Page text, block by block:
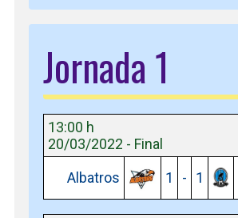
Jornada 1
13:00 h
20/03/2022 - Final
Albatros
1 - 1